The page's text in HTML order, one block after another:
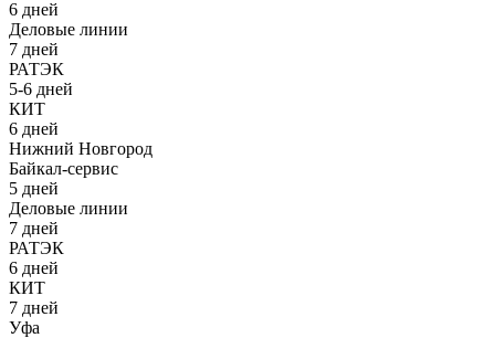
6 дней
Деловые линии
7 дней
РАТЭК
5-6 дней
КИТ
6 дней
Нижний Новгород
Байкал-сервис
5 дней
Деловые линии
7 дней
РАТЭК
6 дней
КИТ
7 дней
Уфа